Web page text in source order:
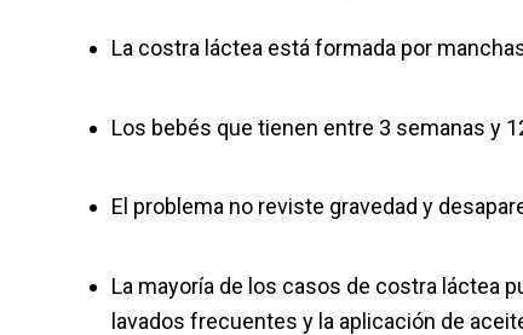
La costra láctea está formada por
Los bebés que tienen entre 3 semanas y
El problema no reviste gravedad y
La mayoría de los casos de costra láctea
lavados frecuentes y la aplicación de